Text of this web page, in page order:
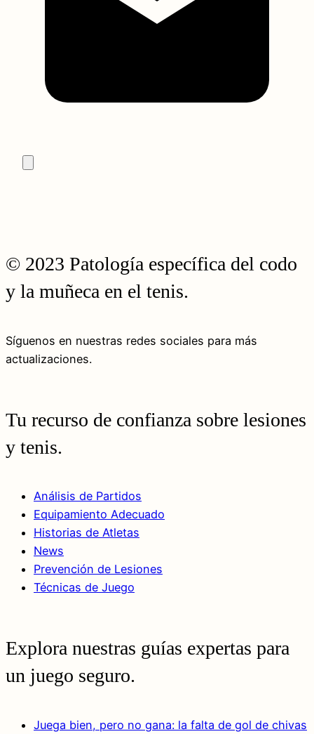
© 2023 Patología específica del codo
y la muñeca en el tenis.
Síguenos en nuestras redes sociales para más
actualizaciones.
Tu recurso de confianza sobre lesiones
y tenis.
Análisis de Partidos
Equipamiento Adecuado
Historias de Atletas
News
Prevención de Lesiones
Técnicas de Juego
Explora nuestras guías expertas para
un juego seguro.
Juega bien, pero no gana: la falta de gol de chivas